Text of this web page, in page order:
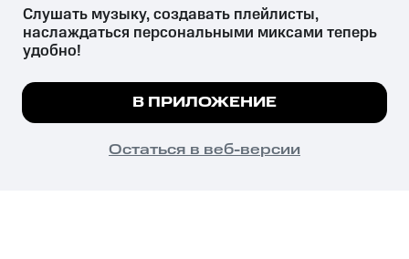
психотропных веществ, их аналогов причиняет вред здоровью,
их незаконный оборот запрещён и влечёт установленную
законодательством ответственность.
© 2026 ООО «КИОН».
Все права защищены
Мы используем куки, чтобы на сайте все
Подробнее
ПОНЯТНО
Слушать музыку, создавать плейлисты,
наслаждаться персональными миксами теперь
удобно!
В ПРИЛОЖЕНИЕ
Остаться в веб-версии